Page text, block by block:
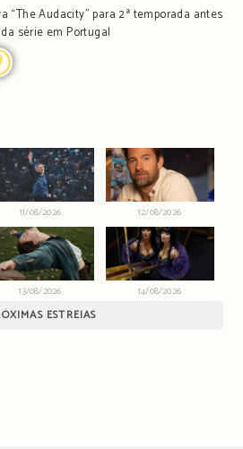
“The Audacity” para 2ª temporada antes
série em Portugal
11/08/2026 12/08/2026
13/08/2026 14/08/2026
ESTREIAS